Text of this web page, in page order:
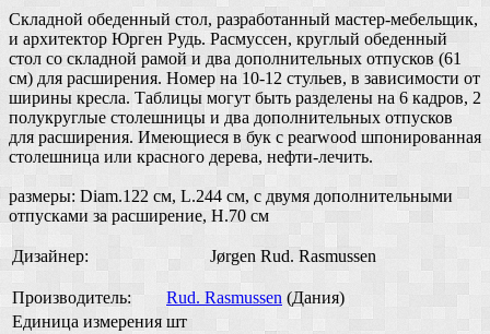
Складной обеденный стол, разработанный мастер-мебельщик,
и архитектор Юрген Рудь. Расмуссен, круглый обеденный
стол со складной рамой и два дополнительных отпусков (61
см) для расширения. Номер на 10-12 стульев, в зависимости от
ширины кресла. Таблицы могут быть разделены на 6 кадров, 2
полукруглые столешницы и два дополнительных отпусков
для расширения. Имеющиеся в бук с pearwood шпонированная
столешница или красного дерева, нефти-лечить.
размеры: Diam.122 см, L.244 см, с двумя дополнительными
отпусками за расширение, H.70 см
Дизайнер: Jørgen Rud. Rasmussen
Производитель: Rud. Rasmussen (Дания)
Единица измерения шт